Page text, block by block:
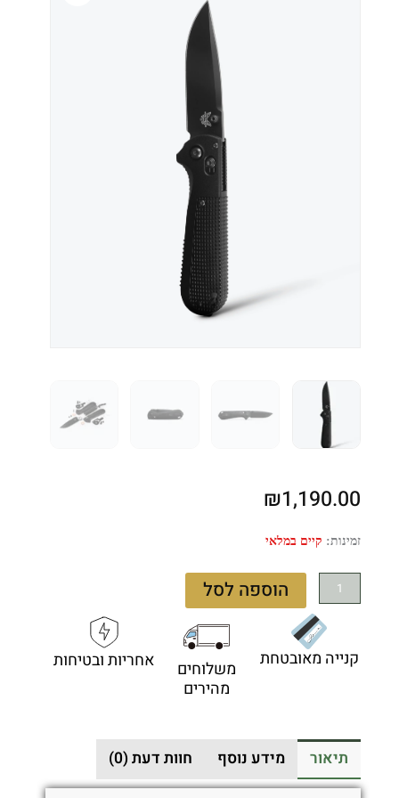
₪1,190.00
זמינות: קיים במלאי
כמות
Benchmade
430BK-
-
שחור
הוספה לסל
קנייה מאובטחת
משלוחים
מהירים
אחריות ובטיחות
תיאור מידע נוסף חוות דעת (0)